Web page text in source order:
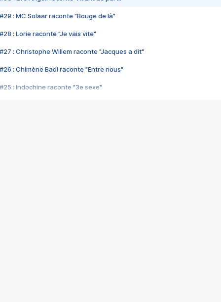
#29 : MC Solaar raconte "Bouge de là"
#28 : Lorie raconte "Je vais vite"
#27 : Christophe Willem raconte "Jacques a dit"
#26 : Chimène Badi raconte "Entre nous"
#25 : Indochine raconte "3e sexe"